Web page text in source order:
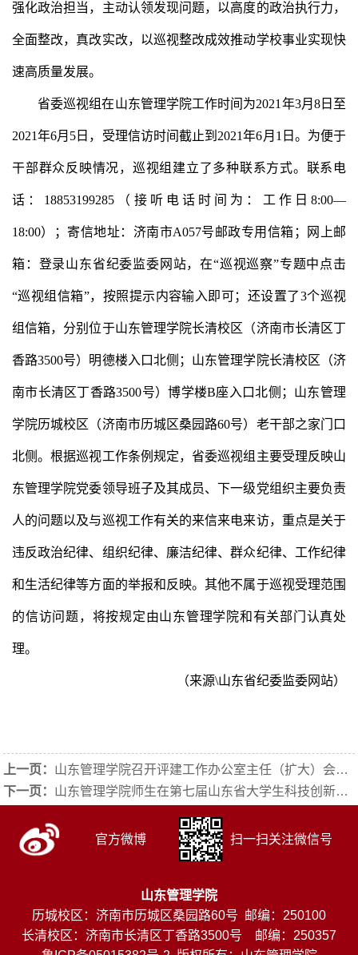
强化政治担当，主动认领发现问题，以高度的政治执行力，
全面整改，真改实改，以巡视整改成效推动学校事业实现快
速高质量发展。
省委巡视组在山东管理学院工作时间为2021年3月8日至
2021年6月5日，受理信访时间截止到2021年6月1日。为便于
干部群众反映情况，巡视组建立了多种联系方式。联系电
话：18853199285（接听电话时间为：工作日8:00—
18:00）；寄信地址：济南市A057号邮政专用信箱；网上邮
箱：登录山东省纪委监委网站，在“巡视巡察”专题中点击
“巡视组信箱”，按照提示内容输入即可；还设置了3个巡视
组信箱，分别位于山东管理学院长清校区（济南市长清区丁
香路3500号）明德楼入口北侧；山东管理学院长清校区（济
南市长清区丁香路3500号）博学楼B座入口北侧；山东管理
学院历城校区（济南市历城区桑园路60号）老干部之家门口
北侧。根据巡视工作条例规定，省委巡视组主要受理反映山
东管理学院党委领导班子及其成员、下一级党组织主要负责
人的问题以及与巡视工作有关的来信来电来访，重点是关于
违反政治纪律、组织纪律、廉洁纪律、群众纪律、工作纪律
和生活纪律等方面的举报和反映。其他不属于巡视受理范围
的信访问题，将按规定由山东管理学院和有关部门认真处
理。
（来源\山东省纪委监委网站）
上一页： 山东管理学院召开评建工作办公室主任（扩大）会议
下一页： 山东管理学院师生在第七届山东省大学生科技创新大赛中获奖
官方微博 扫一扫关注微信号
山东管理学院
历城校区：济南市历城区桑园路60号 邮编：250100
长清校区：济南市长清区丁香路3500号 邮编：250357